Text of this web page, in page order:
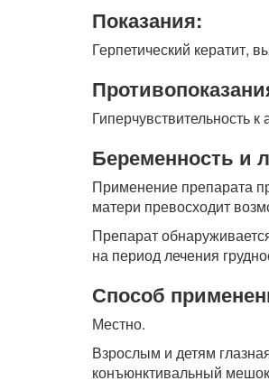
Показания:
Герпетический кератит,
Гиперчувствительность
Беременность и
Применение препарата
матери превосходит
Препарат
на период лечения
Способ
Местно.
Взрослым и детям
конъюнктивальный